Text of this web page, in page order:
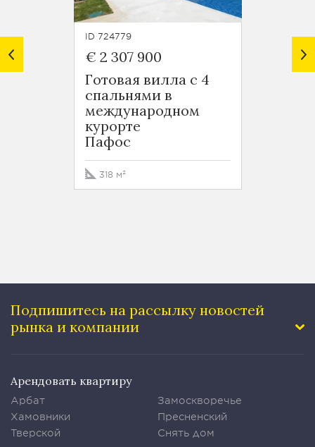
ID 724779
€ 2 307 900
Готовая вилла с 4
спальнями в
международном
курорте
Пафос
318 м²
ID
€ 1
Подпишитесь на рассылку новостей
рынка и компании
Арендовать квартиру
Арбат
Хамовники
Тверской
Замоскворечье
Пресненский
Снять дом